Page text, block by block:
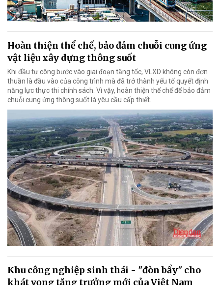
Hoàn thiện thể chế, bảo đảm chuỗi cung ứng
vật liệu xây dựng thông suốt
Khi đầu tư công bước vào giai đoạn tăng tốc, VLXD không còn đơn
thuần là đầu vào của công trình mà đã trở thành yếu tố quyết định
năng lực thực thi chính sách. Vì vậy, hoàn thiện thể chế để bảo đảm
chuỗi cung ứng thông suốt là yêu cầu cấp thiết.
Khu công nghiệp sinh thái - "đòn bẩy" cho
khát vọng tăng trưởng mới của Việt Nam